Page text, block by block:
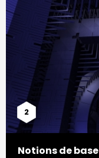
2
Notions de base